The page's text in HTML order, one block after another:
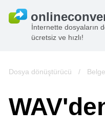
İnternette dosyaların
ücretsiz ve hızlı!
Dosya dönüştürücü /